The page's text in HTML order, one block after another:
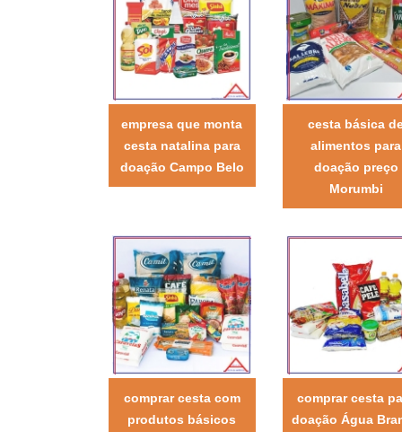
empresa que monta
cesta natalina para
doação Campo Belo
cesta básica
alimentos para
doação preço
Morumbi
comprar cesta com
produtos básicos
comprar cesta
doação Água